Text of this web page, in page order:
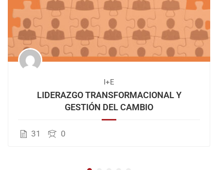
I+E
LIDERAZGO TRANSFORMACIONAL Y
GESTIÓN DEL CAMBIO
31 0